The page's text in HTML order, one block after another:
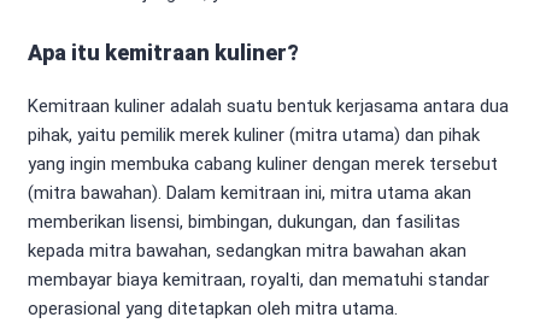
Apa itu kemitraan kuliner?
Kemitraan kuliner adalah suatu bentuk kerjasama antara dua
pihak, yaitu pemilik merek kuliner (mitra utama) dan pihak
yang ingin membuka cabang kuliner dengan merek tersebut
(mitra bawahan). Dalam kemitraan ini, mitra utama akan
memberikan lisensi, bimbingan, dukungan, dan fasilitas
kepada mitra bawahan, sedangkan mitra bawahan akan
membayar biaya kemitraan, royalti, dan mematuhi standar
operasional yang ditetapkan oleh mitra utama.